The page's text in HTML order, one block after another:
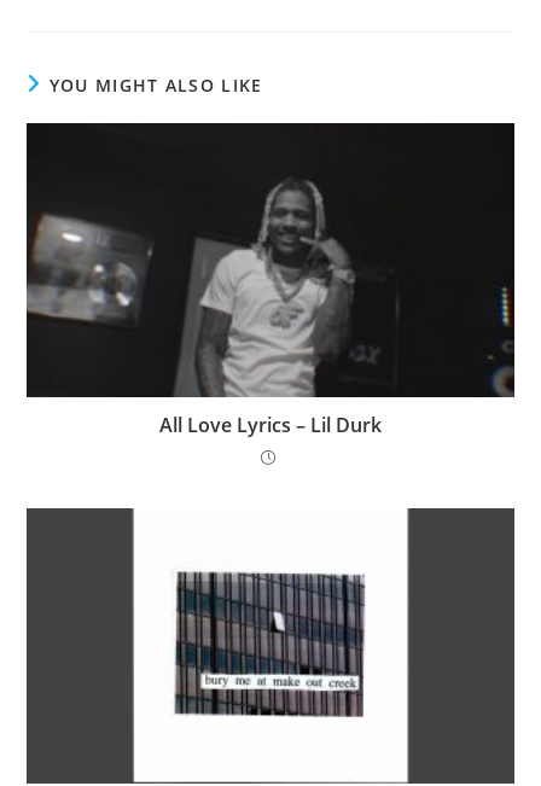
YOU MIGHT ALSO LIKE
All Love Lyrics – Lil Durk